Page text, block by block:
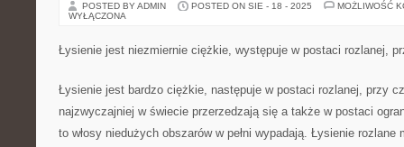
POSTED BY ADMIN POSTED ON SIE - 18 - 2025
MOŻLIWOŚĆ
WYŁĄCZONA
Łysienie jest niezmiernie ciężkie, występuje w postaci rozlanej,
Łysienie jest bardzo ciężkie, następuje w postaci rozlanej, przy
najzwyczajniej w świecie przerzedzają się a także w postaci
to włosy niedużych obszarów w pełni wypadają. Łysienie